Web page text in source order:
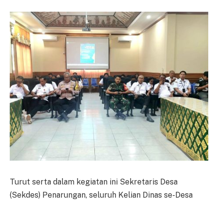
Turut serta dalam kegiatan ini Sekretaris Desa
(Sekdes) Penarungan, seluruh Kelian Dinas se-Desa